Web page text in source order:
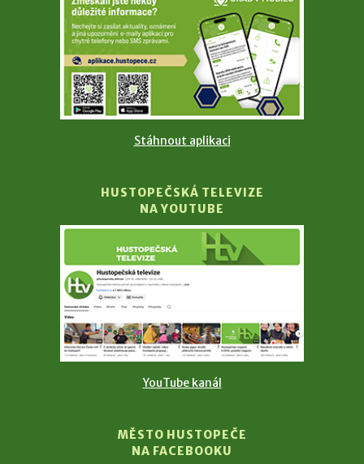
Stáhnout aplikaci
HUSTOPEČSKÁ TELEVIZE
NA YOUTUBE
YouTube kanál
MĚSTO HUSTOPEČE
NA FACEBOOKU